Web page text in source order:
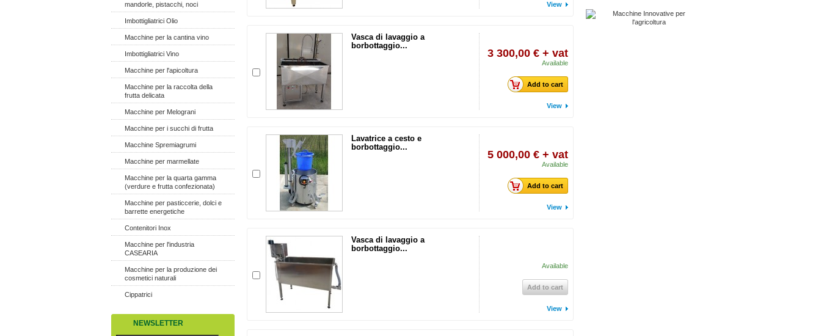
mandorle, pistacchi, noci
Imbottigliatrici Olio
Macchine per la cantina vino
Imbottigliatrici Vino
Macchine per l'apicoltura
Macchine per la raccolta della
frutta delicata
Macchine per Melograni
Macchine per i succhi di frutta
Macchine Spremiagrumi
Macchine per marmellate
Macchine per la quarta gamma
(verdure e frutta confezionata)
Macchine per pasticcerie, dolci e
barrette energetiche
Contenitori Inox
Macchine per l'industria
CASEARIA
Macchine per la produzione dei
cosmetici naturali
Cippatrici
NEWSLETTER
View
Vasca di lavaggio a
borbottaggio...
3 300,00 € + vat
Available
Add to cart
View
Lavatrice a cesto e
borbottaggio...
5 000,00 € + vat
Available
Add to cart
View
Vasca di lavaggio a
borbottaggio...
Available
Add to cart
View